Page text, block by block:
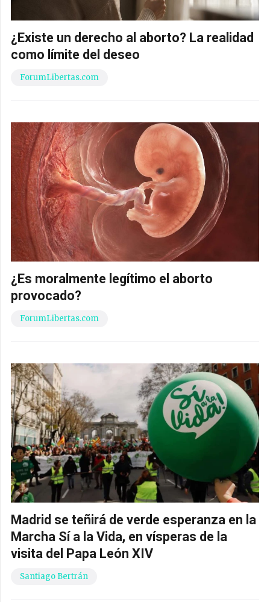
¿Existe un derecho al aborto? La realidad
como límite del deseo
ForumLibertas.com
¿Es moralmente legítimo el aborto
provocado?
ForumLibertas.com
Madrid se teñirá de verde esperanza en la
Marcha Sí a la Vida, en vísperas de la
visita del Papa León XIV
Santiago Bertrán